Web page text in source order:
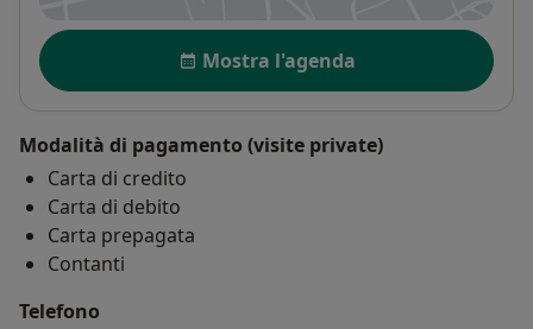
Disponibilità
Mostra l'agenda
Modalità di pagamento (visite private)
Carta di credito
Carta di debito
Carta prepagata
Contanti
Telefono